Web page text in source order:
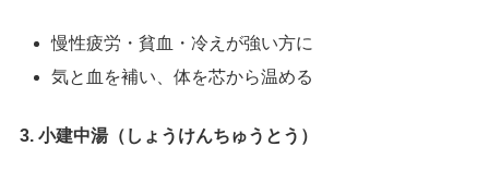
慢性疲労・貧血・冷えが強い方に
気と血を補い、体を芯から温める
3. 小建中湯（しょうけんちゅうとう）